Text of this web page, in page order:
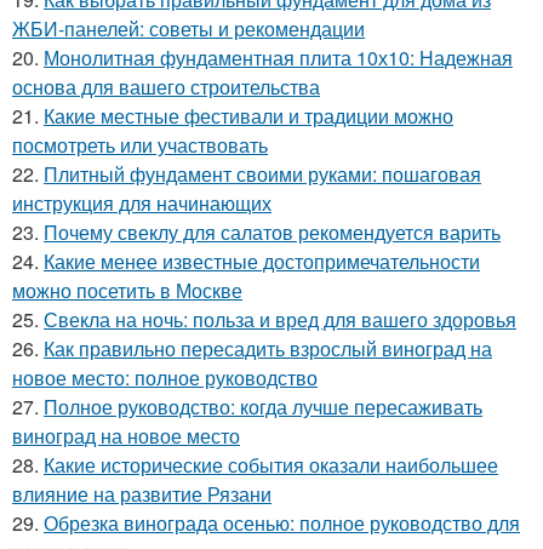
ЖБИ-панелей: советы и рекомендации
20. Монолитная фундаментная плита 10х10: Надежная
основа для вашего строительства
21. Какие местные фестивали и традиции можно
посмотреть или участвовать
22. Плитный фундамент своими руками: пошаговая
инструкция для начинающих
23. Почему свеклу для салатов рекомендуется варить
24. Какие менее известные достопримечательности
можно посетить в Москве
25. Свекла на ночь: польза и вред для вашего здоровья
26. Как правильно пересадить взрослый виноград на
новое место: полное руководство
27. Полное руководство: когда лучше пересаживать
виноград на новое место
28. Какие исторические события оказали наибольшее
влияние на развитие Рязани
29. Обрезка винограда осенью: полное руководство для